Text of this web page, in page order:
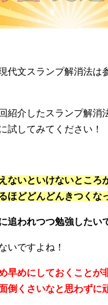
代文スランプ解消法は
紹介したスランプ解消
試してみてください！
ないといけないところ
ほどどんどんきつくな
追われつつ勉強したい
いですよね！
早めにしておくことが
倒くさいなと思わずに